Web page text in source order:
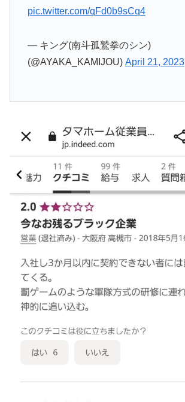
pic.twitter.com/qFd0b9sCq4
— キング(南斗孤鷲拳のシン)
(@AYAKA_KAMIJOU) April 21, 2023